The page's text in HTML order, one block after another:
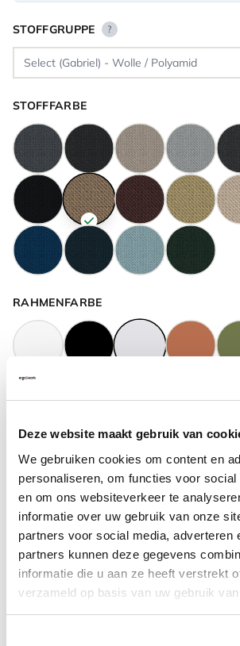
Deze website maakt gebruik van
We gebruiken cookies om content en
personaliseren, om functies voor social
en om ons websiteverkeer te
informatie over uw gebruik van onze
partners voor social media, adverteren
partners kunnen deze gegevens
informatie die u aan ze heeft verstrekt
verzameld op basis van uw gebruik
STOFFGRUPPE ?
STOFFFARBE
RAHMENFARBE
GASFEDERHÖHE
BODENKONTAKT
FUSSRING ?